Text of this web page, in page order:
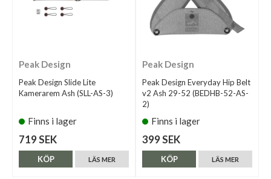
Peak Design
Peak Design Slide Lite
Kamerarem Ash (SLL-AS-3)
Finns i lager
719 SEK
LÄS MER
KÖP
Peak Design
Peak Design Everyday Hip Belt
v2 Ash 29-52 (BEDHB-52-AS-
2)
Finns i lager
399 SEK
LÄS MER
KÖP